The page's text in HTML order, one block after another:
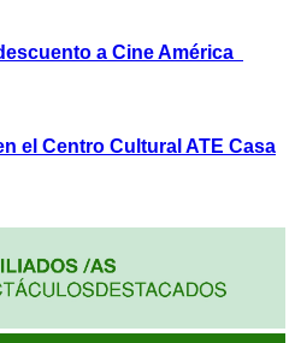
a Cine América
el Centro Cultural ATE Casa